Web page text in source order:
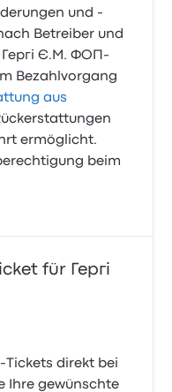
und -
Betreiber und
Гергі Є.М. ФОП-
Bezahlvorgang
aus
ermöglicht.
beim
für Гергі
Tickets direkt bei
Ihre gewünschte